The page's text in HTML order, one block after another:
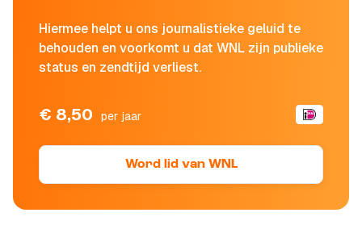
Hiermee helpt u ons journalistieke geluid te
behouden en voorkomt u dat WNL zijn publieke
status en zendtijd verliest.
€ 8,50 per jaar
Word lid van WNL